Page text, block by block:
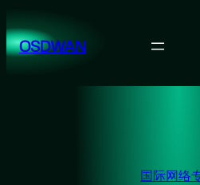
至
内OSDWAN
国际网络